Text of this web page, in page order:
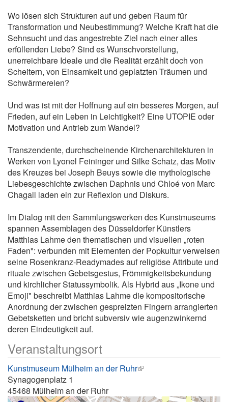
Wo lösen sich Strukturen auf und geben Raum für
Transformation und Neubestimmung? Welche Kraft hat die
Sehnsucht und das angestrebte Ziel nach einer alles
erfüllenden Liebe? Sind es Wunschvorstellung,
unerreichbare Ideale und die Realität erzählt doch von
Scheitern, von Einsamkeit und geplatzten Träumen und
Schwärmereien?
Und was ist mit der Hoffnung auf ein besseres Morgen, auf
Frieden, auf ein Leben in Leichtigkeit? Eine UTOPIE oder
Motivation und Antrieb zum Wandel?
Transzendente, durchscheinende Kirchenarchitekturen in
Werken von Lyonel Feininger und Silke Schatz, das Motiv
des Kreuzes bei Joseph Beuys sowie die mythologische
Liebesgeschichte zwischen Daphnis und Chloé von Marc
Chagall laden ein zur Reflexion und Diskurs.
Im Dialog mit den Sammlungswerken des Kunstmuseums
spannen Assemblagen des Düsseldorfer Künstlers
Matthias Lahme den thematischen und visuellen „roten
Faden": verbunden mit Elementen der Popkultur verweisen
seine Rosenkranz-Readymades auf religiöse Attribute und
rituale zwischen Gebetsgestus, Frömmigkeitsbekundung
und kirchlicher Statussymbolik. Als Hybrid aus „Ikone und
Emoji" beschreibt Matthias Lahme die kompositorische
Anordnung der zwischen gespreizten Fingern arrangierten
Gebetsketten und bricht subversiv wie augenzwinkernd
deren Eindeutigkeit auf.
Veranstaltungsort
Kunstmuseum Mülheim an der Ruhr
Synagogenplatz 1
45468 Mülheim an der Ruhr